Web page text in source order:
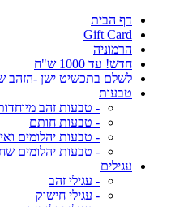
דף הבית
Gift Card
הרמוניה
חדש! עד 1000 ש"ח
לשלם בתכשיט ישן -הזהב
טבעות
- טבעות זהב
- טבעות חותם
- טבעות יהלומים
- טבעות יהלומים
עגילים
- עגילי זהב
- עגילי חישוק